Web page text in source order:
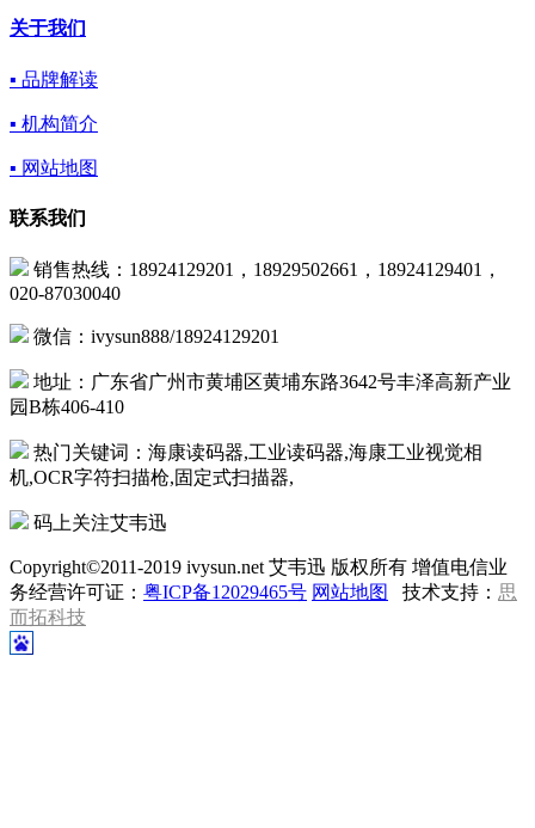
关于我们
▪ 品牌解读
▪ 机构简介
▪ 网站地图
联系我们
销售热线：18924129201，18929502661，18924129401，
020-87030040
微信：ivysun888/18924129201
地址：广东省广州市黄埔区黄埔东路3642号丰泽高新产业
园B栋406-410
热门关键词：海康读码器,工业读码器,海康工业视觉相
机,OCR字符扫描枪,固定式扫描器,
码上关注艾韦迅
Copyright©2011-2019 ivysun.net 艾韦迅 版权所有 增值电信业
务经营许可证： 粤ICP备12029465号 网站地图 技术支持： 思
而拓科技